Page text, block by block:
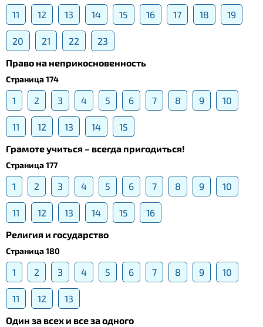
11 12 13 14 15 16 17 18 19
20 21 22
23
Право на неприкосновенность
Страница 174
1 2 3 4 5 6 7 8 9 10
11 12 13 14
15
Грамоте учиться – всегда пригодиться!
Страница 177
1 2 3 4 5 6 7 8 9 10
11 12 13 14 15
16
Религия и государство
Страница 180
1 2 3 4 5 6 7 8 9 10
11 12
13
Один за всех и все за одного